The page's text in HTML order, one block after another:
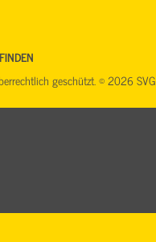
geschützt. © 2026 SVG